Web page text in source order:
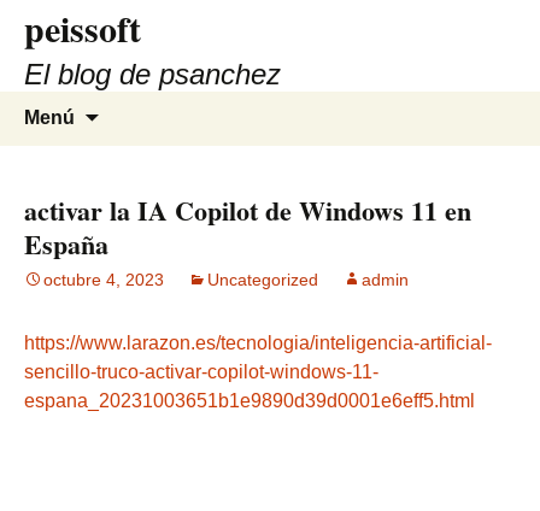
contenido
peissoft
El blog de psanchez
Menú
activar la IA Copilot de Windows 11 en
España
octubre 4, 2023 Uncategorized admin
https://www.larazon.es/tecnologia/inteligencia-artificial-
sencillo-truco-activar-copilot-windows-11-
espana_20231003651b1e9890d39d0001e6eff5.html